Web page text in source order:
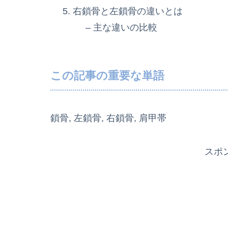
右鎖骨と左鎖骨の違いとは
– 主な違いの比較
この記事の重要な単語
鎖骨, 左鎖骨, 右鎖骨, 肩甲帯
スポ